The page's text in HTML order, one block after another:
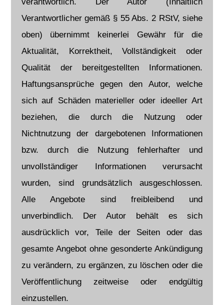
verantwortlich. Der Autor (Inhaltlich
Verantwortlicher gemäß § 55 Abs. 2 RStV, siehe
oben) übernimmt keinerlei Gewähr für die
Aktualität, Korrektheit, Vollständigkeit oder
Qualität der bereitgestellten Informationen.
Haftungsansprüche gegen den Autor, welche
sich auf Schäden materieller oder ideeller Art
beziehen, die durch die Nutzung oder
Nichtnutzung der dargebotenen Informationen
bzw. durch die Nutzung fehlerhafter und
unvollständiger Informationen verursacht
wurden, sind grundsätzlich ausgeschlossen.
Alle Angebote sind freibleibend und
unverbindlich. Der Autor behält es sich
ausdrücklich vor, Teile der Seiten oder das
gesamte Angebot ohne gesonderte Ankündigung
zu verändern, zu ergänzen, zu löschen oder die
Veröffentlichung zeitweise oder endgültig
einzustellen.